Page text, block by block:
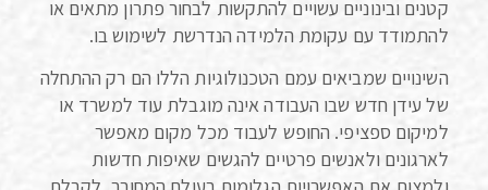
קטנים ובינוניים עשויים להתקשות לבחור פתרון מתאים או
להתמודד עם עקומת הלמידה הנדרשת לשימוש בו.
השינויים שמביאים עמם הטכנולוגיות הללו הם רק ההתחלה
של עידן חדש שבו העבודה אינה מוגבלת עוד למשרד או
למיקום ספציפי. החופש לעבוד מכל מקום מאפשר
לארגונים ולאנשים פרטיים להגשים שאיפות חדשות